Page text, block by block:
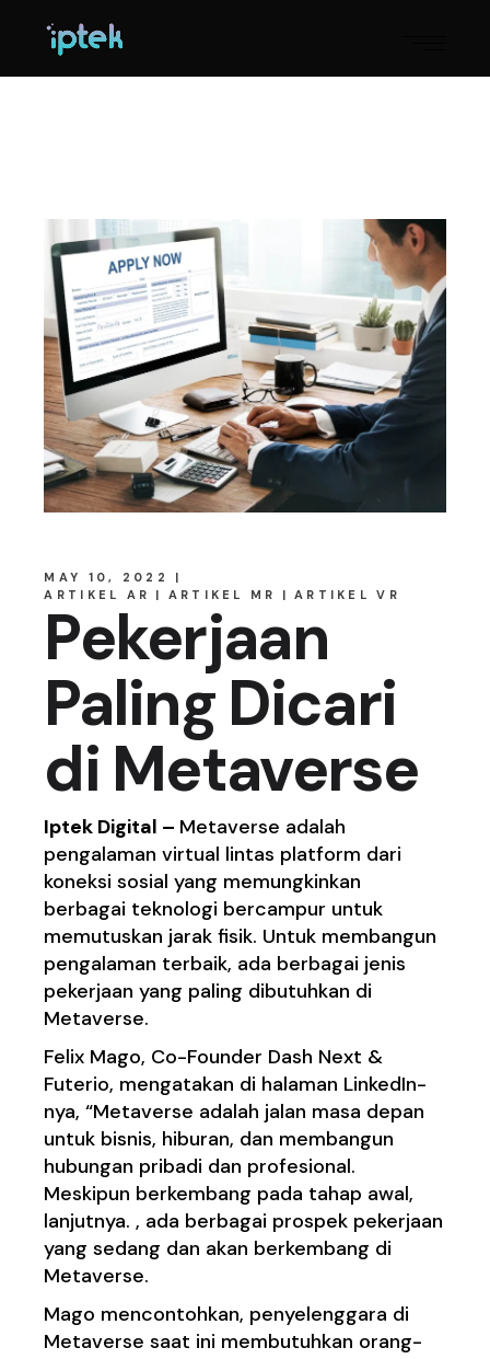
MAY 10, 2022
ARTIKEL AR
ARTIKEL MR ARTIKEL VR
Pekerjaan
Paling Dicari
di Metaverse
Iptek Digital – Metaverse adalah
pengalaman virtual lintas platform dari
koneksi sosial yang memungkinkan
berbagai teknologi bercampur untuk
memutuskan jarak fisik. Untuk membangun
pengalaman terbaik, ada berbagai jenis
pekerjaan yang paling dibutuhkan di
Metaverse.
Felix Mago, Co-Founder Dash Next &
Futerio, mengatakan di halaman LinkedIn-
nya, “Metaverse adalah jalan masa depan
untuk bisnis, hiburan, dan membangun
hubungan pribadi dan profesional.
Meskipun berkembang pada tahap awal,
lanjutnya. , ada berbagai prospek pekerjaan
yang sedang dan akan berkembang di
Metaverse.
Mago mencontohkan, penyelenggara di
Metaverse saat ini membutuhkan orang-